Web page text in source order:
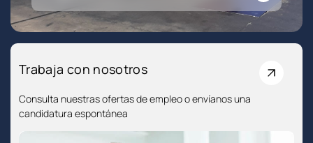
Trabaja con nosotros
Consulta nuestras ofertas de empleo o envíanos una
candidatura espontánea